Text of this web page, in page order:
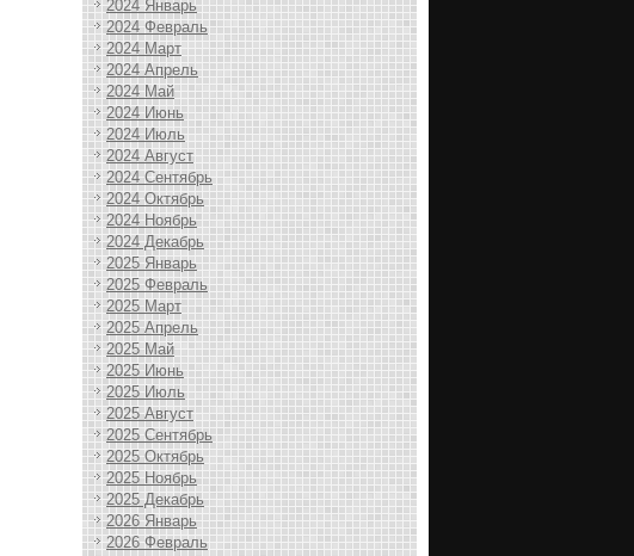
2024 Январь
2024 Февраль
2024 Март
2024 Апрель
2024 Май
2024 Июнь
2024 Июль
2024 Август
2024 Сентябрь
2024 Октябрь
2024 Ноябрь
2024 Декабрь
2025 Январь
2025 Февраль
2025 Март
2025 Апрель
2025 Май
2025 Июнь
2025 Июль
2025 Август
2025 Сентябрь
2025 Октябрь
2025 Ноябрь
2025 Декабрь
2026 Январь
2026 Февраль